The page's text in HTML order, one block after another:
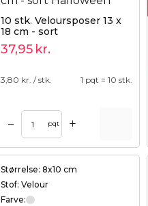
10 stk. Veloursposer 13 x
18 cm - sort
37,95 kr.
3,80 kr. / stk. 1 pqt = 10 stk.
– pqt +
Størrelse: 8x10 cm
Stof: Velour
Farve: